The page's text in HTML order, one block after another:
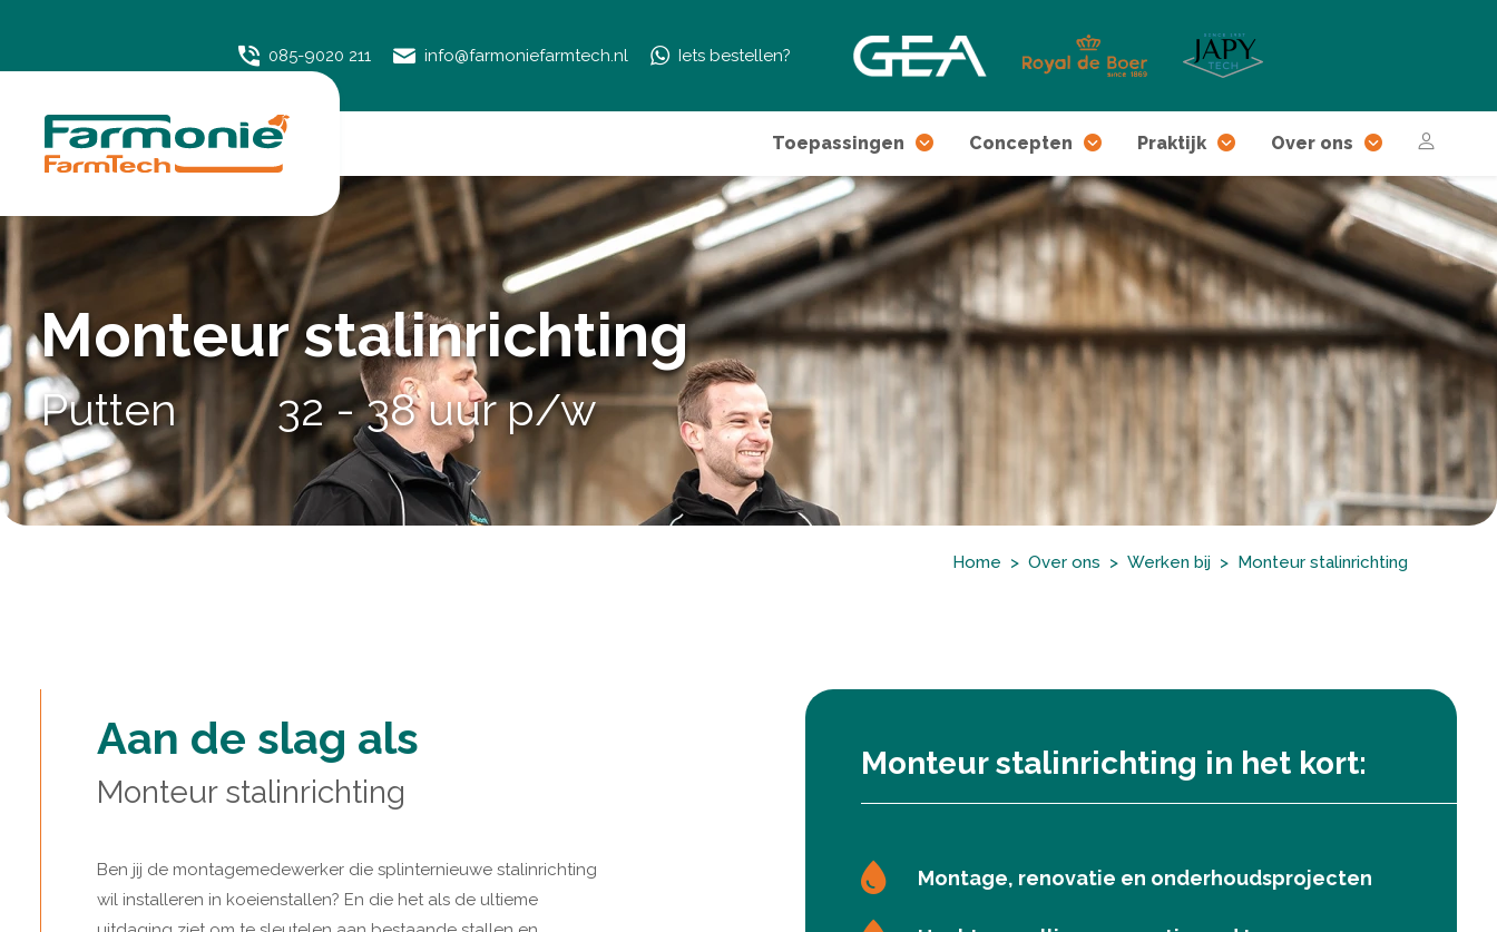
085-9020 211 info@farmoniefarmtech.nl Iets bestellen?
Toepassingen Concepten Praktijk Over ons
Monteur stalinrichting
Putten         32 - 38 uur p/w
Home Over ons Werken bij Monteur stalinrichting
Aan de slag als
Monteur stalinrichting
Ben jij de montagemedewerker die splinternieuwe stalinrichting
wil installeren in koeienstallen? En die het als de ultieme
Monteur stalinrichting in het kort:
Montage, renovatie en onderhoudsprojecten